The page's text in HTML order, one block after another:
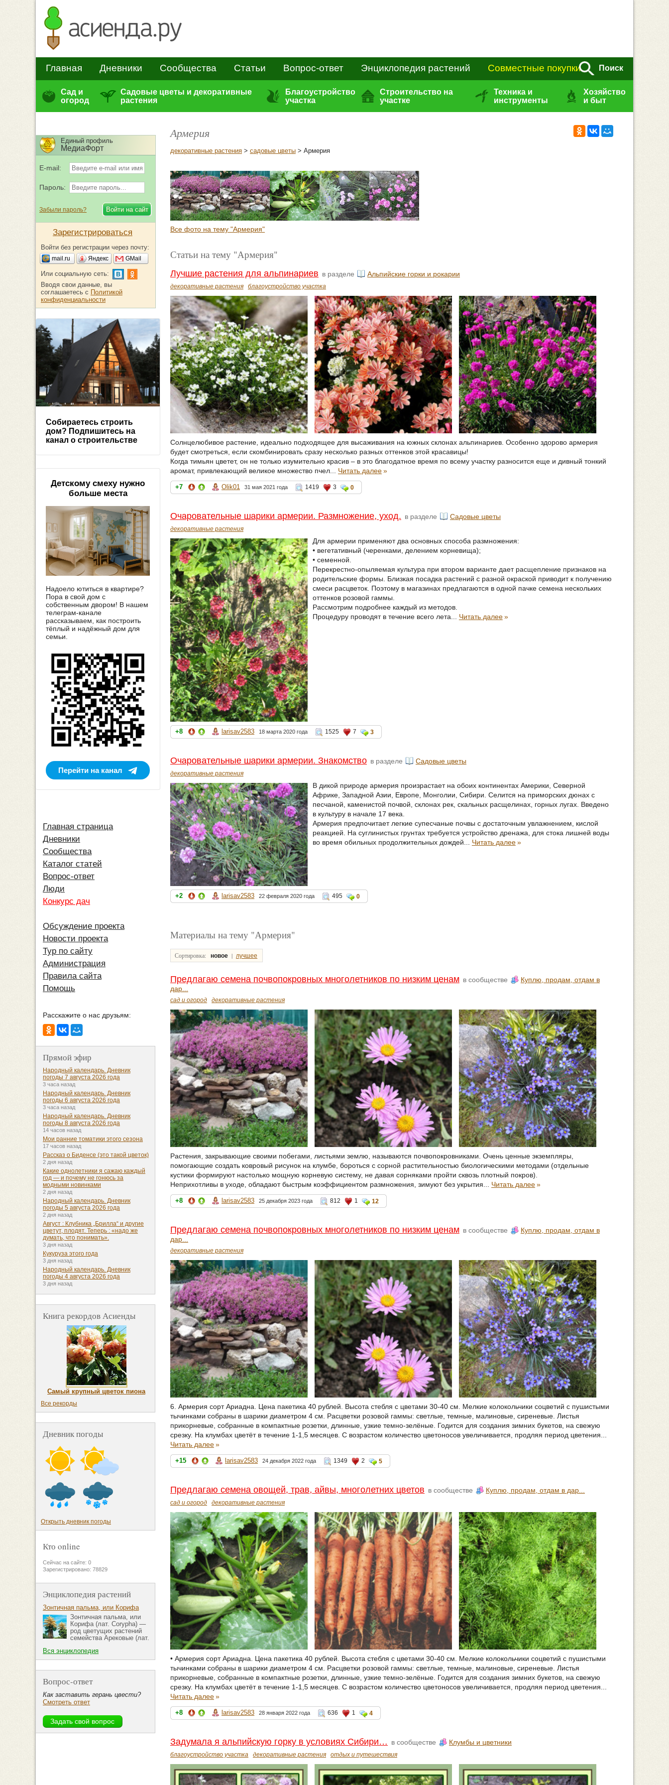
Главная Дневники Сообщества Статьи Вопрос-ответ Энциклопедия растений Совместные покупки Поиск
Сад и
огород
Садовые цветы и декоративные
растения
Благоустройство
участка
Строительство на
участке
Техника и
инструменты
Хозяйство
и быт
Армерия
декоративные растения > садовые цветы > Армерия
Все фото на тему "Армерия"
Статьи на тему "Армерия"
Лучшие растения для альпинариев в разделе Альпийские горки и рокарии
декоративные растения благоустройство участка
Солнцелюбивое растение, идеально подходящее для высаживания на южных склонах альпинариев. Особенно здорово армерия
будет смотреться, если скомбинировать сразу несколько разных оттенков этой красавицы!
Когда тимьян цветет, он не только изумительно красив – в это благодатное время по всему участку разносится еще и дивный тонкий
аромат, привлекающий великое множество пчел... Читать далее»
+7 Olik01 31 мая 2021 года 1419 3 0
Очаровательные шарики армерии. Размножение, уход. в разделе Садовые цветы
декоративные растения
Для армерии применяют два основных способа размножения:
• вегетативный (черенками, делением корневища);
• семенной.
Перекрестно-опыляемая культура при втором варианте дает расщепление признаков на
родительские формы. Близкая посадка растений с разной окраской приводит к получению
смеси расцветок. Поэтому в магазинах предлагаются в одной пачке семена нескольких
оттенков розовой гаммы.
Рассмотрим подробнее каждый из методов.
Процедуру проводят в течение всего лета... Читать далее»
+8 larisav2583 18 марта 2020 года 1525 7 3
Очаровательные шарики армерии. Знакомство в разделе Садовые цветы
декоративные растения
В дикой природе армерия произрастает на обоих континентах Америки, Северной
Африке, Западной Азии, Европе, Монголии, Сибири. Селится на приморских дюнах с
песчаной, каменистой почвой, склонах рек, скальных расщелинах, горных лугах. Введено
в культуру в начале 17 века.
Армерия предпочитает легкие супесчаные почвы с достаточным увлажнением, кислой
реакцией. На суглинистых грунтах требуется устройство дренажа, для стока лишней воды
во время обильных продолжительных дождей... Читать далее»
+2 larisav2583 22 февраля 2020 года 495 0
Материалы на тему "Армерия"
Сортировка: новое | лучшее
Предлагаю семена почвопокровных многолетников по низким ценам в сообществе
Куплю, продам, отдам в
дар...
сад и огород декоративные растения
Растения, закрывающие своими побегами, листьями землю, называются почвопокровниками. Очень ценные экземпляры,
помогающие создать ковровый рисунок на клумбе, бороться с сорной растительностью биологическими методами (отдельные
кустики формируют настолько мощную корневую систему, не давая сорняками пройти сквозь плотный покров).
Неприхотливы в уходе, обладают быстрым коэффициентом размножения, зимуют без укрытия... Читать далее»
+8 larisav2583 25 декабря 2023 года 812 1 12
Предлагаю семена почвопокровных многолетников по низким ценам в сообществе
Куплю, продам, отдам в
дар...
декоративные растения
6. Армерия сорт Ариадна. Цена пакетика 40 рублей. Высота стебля с цветами 30-40 см. Мелкие колокольчики соцветий с пушистыми
тычинками собраны в шарики диаметром 4 см. Расцветки розовой гаммы: светлые, темные, малиновые, сиреневые. Листья
прикорневые, собранные в компактные розетки, длинные, узкие темно-зелёные. Годится для создания зимних букетов, на свежую
срезку. На клумбах цветёт в течение 1-1,5 месяцев. С возрастом количество цветоносов увеличивается, продляя период цветения...
Читать далее»
+15 larisav2583 24 декабря 2022 года 1349 2 5
Предлагаю семена овощей, трав, айвы, многолетних цветов в сообществе Куплю, продам, отдам в дар...
сад и огород декоративные растения
• Армерия сорт Ариадна. Цена пакетика 40 рублей. Высота стебля с цветами 30-40 см. Мелкие колокольчики соцветий с пушистыми
тычинками собраны в шарики диаметром 4 см. Расцветки розовой гаммы: светлые, темные, малиновые, сиреневые. Листья
прикорневые, собранные в компактные розетки, длинные, узкие темно-зелёные. Годится для создания зимних букетов, на свежую
срезку. На клумбах цветёт в течение 1-1,5 месяцев. С возрастом количество цветоносов увеличивается, продляя период цветения...
Читать далее»
+8 larisav2583 28 января 2022 года 636 1 4
Задумала я альпийскую горку в условиях Сибири… в сообществе Клумбы и цветники
благоустройство участка декоративные растения отдых и путешествия
Единый профиль
МедиаФорт
E-mail:
Пароль:
Забыли пароль?
Зарегистрироваться
Войти без регистрации через почту:
mail.ru Яндекс GMail
Или социальную сеть:
Вводя свои данные, вы
соглашаетесь с Политикой
конфиденциальности
Собираетесь строить
дом? Подпишитесь на
канал о строительстве
Детскому смеху нужно
больше места
Надоело ютиться в квартире?
Пора в свой дом с
собственным двором! В нашем
телеграм-канале
рассказываем, как построить
тёплый и надёжный дом для
семьи.
Перейти на канал
Главная страница
Дневники
Сообщества
Каталог статей
Вопрос-ответ
Люди
Конкурс дач
Обсуждение проекта
Новости проекта
Тур по сайту
Администрация
Правила сайта
Помощь
Расскажите о нас друзьям:
Прямой эфир
Народный календарь. Дневник
погоды 7 августа 2026 года
3 часа назад
Народный календарь. Дневник
погоды 6 августа 2026 года
3 часа назад
Народный календарь. Дневник
погоды 8 августа 2026 года
14 часов назад
Мои ранние томатики этого сезона
17 часов назад
Рассказ о Биденсе (это такой цветок)
2 дня назад
Какие однолетники я сажаю каждый
год — и почему не гонюсь за
модными новинками
2 дня назад
Народный календарь. Дневник
погоды 5 августа 2026 года
2 дня назад
Август : Клубника „Брилла“ и другие
цветут, плодят. Теперь : «надо же
думать, что понимать».
3 дня назад
Кукуруза этого года
3 дня назад
Народный календарь. Дневник
погоды 4 августа 2026 года
3 дня назад
Книга рекордов Асиенды
Самый крупный цветок пиона
Все рекорды
Дневник погоды
Открыть дневник погоды
Кто online
Сейчас на сайте: 0
Зарегистрировано: 78829
Энциклопедия растений
Зонтичная пальма, или Корифа
Зонтичная пальма, или
Корифа (лат. Corypha) —
род цветущих растений
семейства Арековые (лат.
Вся энциклопедия
Вопрос-ответ
Как заставить герань цвести?
Смотреть ответ